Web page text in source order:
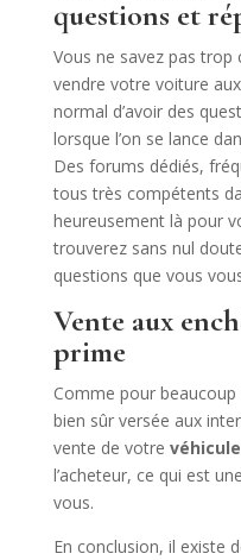
questions et
Vous ne savez pas
vendre votre voiture
normal d’avoir des
lorsque l’on se lance
Des forums dédiés,
tous très compétents
heureusement là pour
trouverez sans nul
questions que vous
Vente aux
prime
Comme pour
bien sûr versée aux
vente de votre véhicule
l’acheteur, ce qui est
vous.
En conclusion, il existe